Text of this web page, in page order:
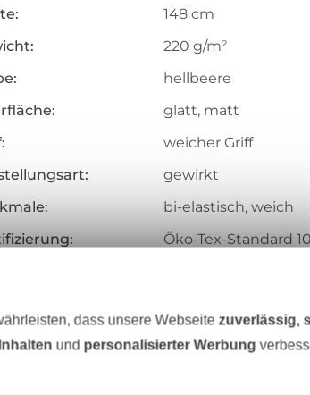
148 cm
220 g/m²
hellbeere
glatt, matt
weicher Griff
gewirkt
bi-elastisch, weich
Öko-Tex-Standard
124.554-5021
Kontaktdaten
dass unsere Webseitezuverlässig,
und personalisierter Werbung